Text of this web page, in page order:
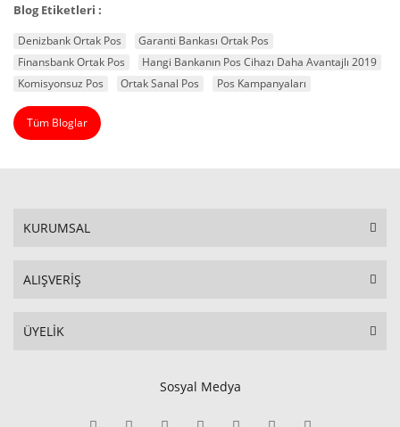
Blog Etiketleri :
Denizbank Ortak Pos
Garanti Bankası Ortak Pos
Finansbank Ortak Pos
Hangi Bankanın Pos Cihazı Daha Avantajlı 2019
Komisyonsuz Pos
Ortak Sanal Pos Pos Kampanyaları
Tüm Bloglar
KURUMSAL
ALIŞVERİŞ
ÜYELİK
Sosyal Medya